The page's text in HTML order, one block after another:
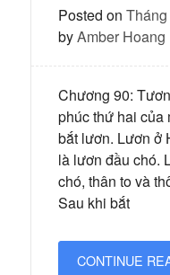
Posted on
byAmber Hoang
Chương 90:
phúc thứ hai của
bắt lươn. Lươn ở
là lươn đầu chó.
chó, thân to và
Sau khi bắt
CONTINUE